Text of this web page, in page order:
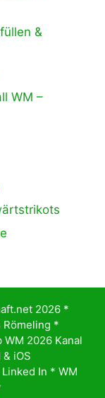
&
WM –
2026 *
Römeling *
WM 2026 Kanal
iOS
Linked In * WM